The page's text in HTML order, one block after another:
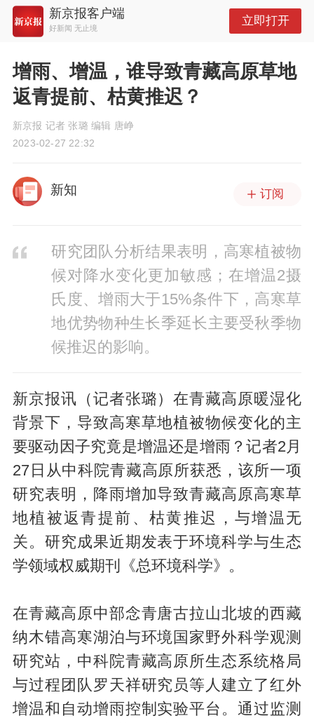
新京报客户端
好新闻 无止境
立即打开
增雨、增温，谁导致青藏高原草地
返青提前、枯黄推迟？
新京报 记者 张璐 编辑 唐峥
2023-02-27 22:32
新知 订阅
研究团队分析结果表明，高寒植被物
候对降水变化更加敏感；在增温2摄
氏度、增雨大于15%条件下，高寒草
地优势物种生长季延长主要受秋季物
候推迟的影响。
新京报讯（记者张璐）在青藏高原暖湿化
背景下，导致高寒草地植被物候变化的主
要驱动因子究竟是增温还是增雨？记者2月
27日从中科院青藏高原所获悉，该所一项
研究表明，降雨增加导致青藏高原高寒草
地植被返青提前、枯黄推迟，与增温无
关。研究成果近期发表于环境科学与生态
学领域权威期刊《总环境科学》。
在青藏高原中部念青唐古拉山北坡的西藏
纳木错高寒湖泊与环境国家野外科学观测
研究站，中科院青藏高原所生态系统格局
与过程团队罗天祥研究员等人建立了红外
增温和自动增雨控制实验平台。通过监测